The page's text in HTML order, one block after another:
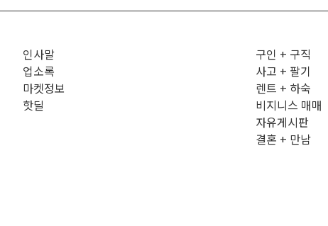
인사말
업소록
마켓정보
핫딜
구인 + 구직
사고 + 팔기
렌트 + 하숙
비지니스 매매
자유게시판
결혼 + 만남